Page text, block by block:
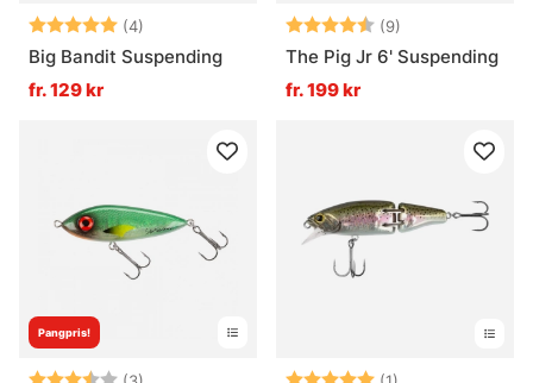
Betyg: (4)
5.0 utav 5 stjärnor
Big Bandit Suspending
fr. 129 kr
Betyg: (9)
The Pig Jr 6' Suspending
fr. 199 kr
Pangpris!